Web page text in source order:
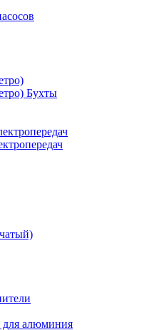
Бухты
для алюминия